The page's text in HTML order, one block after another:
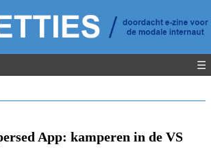
☰
App: kamperen in de VS